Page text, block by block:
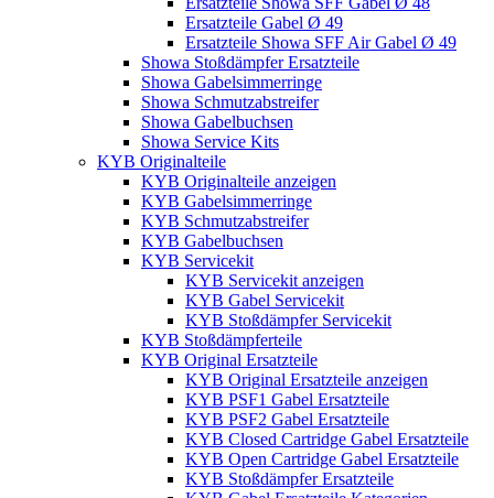
Ersatzteile Gabel Ø 49
Ersatzteile Showa SFF Air Gabel Ø 49
Showa Stoßdämpfer Ersatzteile
Showa Gabelsimmerringe
Showa Schmutzabstreifer
Showa Gabelbuchsen
Showa Service Kits
KYB Originalteile
KYB Originalteile anzeigen
KYB Gabelsimmerringe
KYB Schmutzabstreifer
KYB Gabelbuchsen
KYB Servicekit
KYB Servicekit anzeigen
KYB Gabel Servicekit
KYB Stoßdämpfer Servicekit
KYB Stoßdämpferteile
KYB Original Ersatzteile
KYB Original Ersatzteile anzeigen
KYB PSF1 Gabel Ersatzteile
KYB PSF2 Gabel Ersatzteile
KYB Closed Cartridge Gabel Ersatzteile
KYB Open Cartridge Gabel Ersatzteile
KYB Stoßdämpfer Ersatzteile